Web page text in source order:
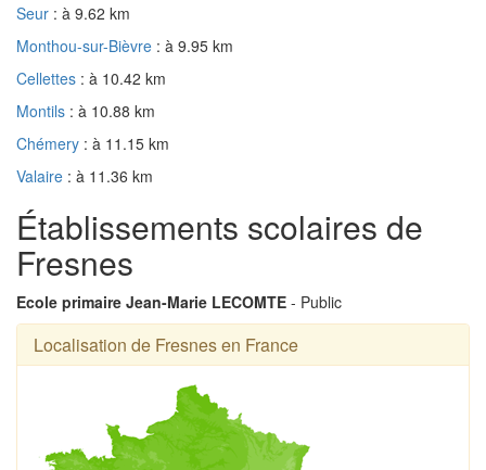
Seur : à 9.62 km
Monthou-sur-Bièvre : à 9.95 km
Cellettes : à 10.42 km
Montils : à 10.88 km
Chémery : à 11.15 km
Valaire : à 11.36 km
Établissements scolaires de
Fresnes
Ecole primaire Jean-Marie LECOMTE - Public
Localisation de Fresnes en France